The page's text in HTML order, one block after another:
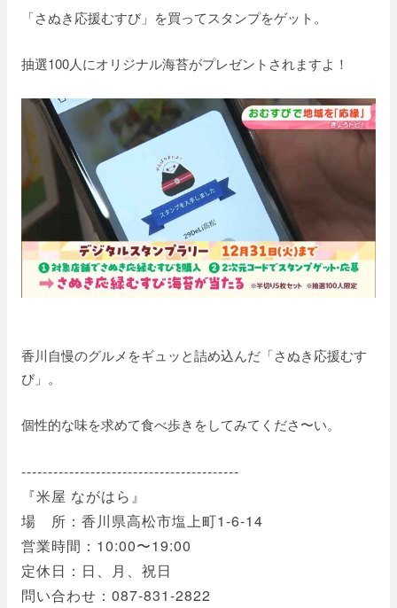
「さぬき応援むすび」を買ってスタンプをゲット。
抽選100人にオリジナル海苔がプレゼントされますよ！
香川自慢のグルメをギュッと詰め込んだ「さぬき応援むす
び」。
個性的な味を求めて食べ歩きをしてみてくださ〜い。
-----------------------------------------
『米屋 ながはら』
場 所：香川県高松市塩上町1-6-14
営業時間：10:00〜19:00
定休日：日、月、祝日
問い合わせ：087-831-2822